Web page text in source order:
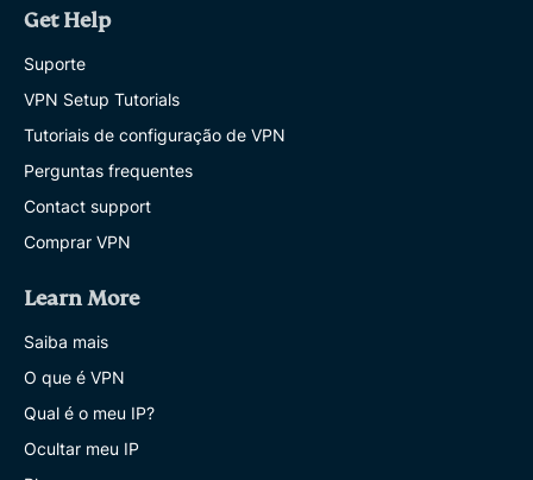
Get Help
Suporte
VPN Setup Tutorials
Tutoriais de configuração de VPN
Perguntas frequentes
Contact support
Comprar VPN
Learn More
Saiba mais
O que é VPN
Qual é o meu IP?
Ocultar meu IP